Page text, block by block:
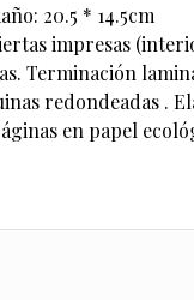
20.5 * 14.5cm
impresas
Terminación
redondeadas .
en papel